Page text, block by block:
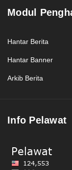
Modul
Hantar Berita
Hantar Banner
Arkib Berita
Info Pelawat